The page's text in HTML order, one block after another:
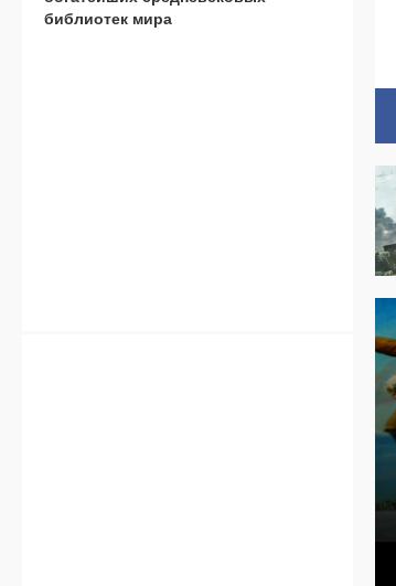
библиотек мира